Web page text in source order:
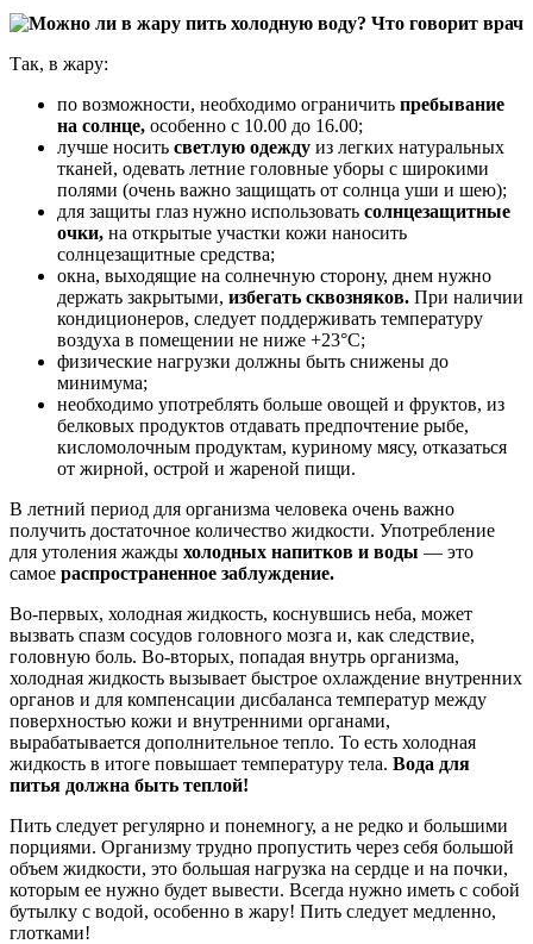
Так, в жару:
по возможности, необходимо ограничить пребывание
на солнце, особенно с 10.00 до 16.00;
лучше носить светлую одежду из легких натуральных
тканей, одевать летние головные уборы с широкими
полями (очень важно защищать от солнца уши и шею);
для защиты глаз нужно использовать солнцезащитные
очки, на открытые участки кожи наносить
солнцезащитные средства;
окна, выходящие на солнечную сторону, днем нужно
держать закрытыми, избегать сквозняков. При наличии
кондиционеров, следует поддерживать температуру
воздуха в помещении не ниже +23°С;
физические нагрузки должны быть снижены до
минимума;
необходимо употреблять больше овощей и фруктов, из
белковых продуктов отдавать предпочтение рыбе,
кисломолочным продуктам, куриному мясу, отказаться
от жирной, острой и жареной пищи.
В летний период для организма человека очень важно
получить достаточное количество жидкости. Употребление
для утоления жажды холодных напитков и воды — это
самое распространенное заблуждение.
Во-первых, холодная жидкость, коснувшись неба, может
вызвать спазм сосудов головного мозга и, как следствие,
головную боль. Во-вторых, попадая внутрь организма,
холодная жидкость вызывает быстрое охлаждение внутренних
органов и для компенсации дисбаланса температур между
поверхностью кожи и внутренними органами,
вырабатывается дополнительное тепло. То есть холодная
жидкость в итоге повышает температуру тела. Вода для
питья должна быть теплой!
Пить следует регулярно и понемногу, а не редко и большими
порциями. Организму трудно пропустить через себя большой
объем жидкости, это большая нагрузка на сердце и на почки,
которым ее нужно будет вывести. Всегда нужно иметь с собой
бутылку с водой, особенно в жару! Пить следует медленно,
глотками!